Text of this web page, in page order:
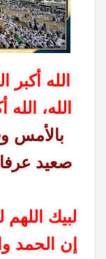
الله أكبر
الله،
بالأمس
صعيد
لبيك
إن الحمد